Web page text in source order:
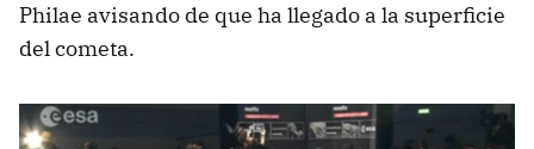
Philae avisando de que ha llegado a la superficie
del cometa.